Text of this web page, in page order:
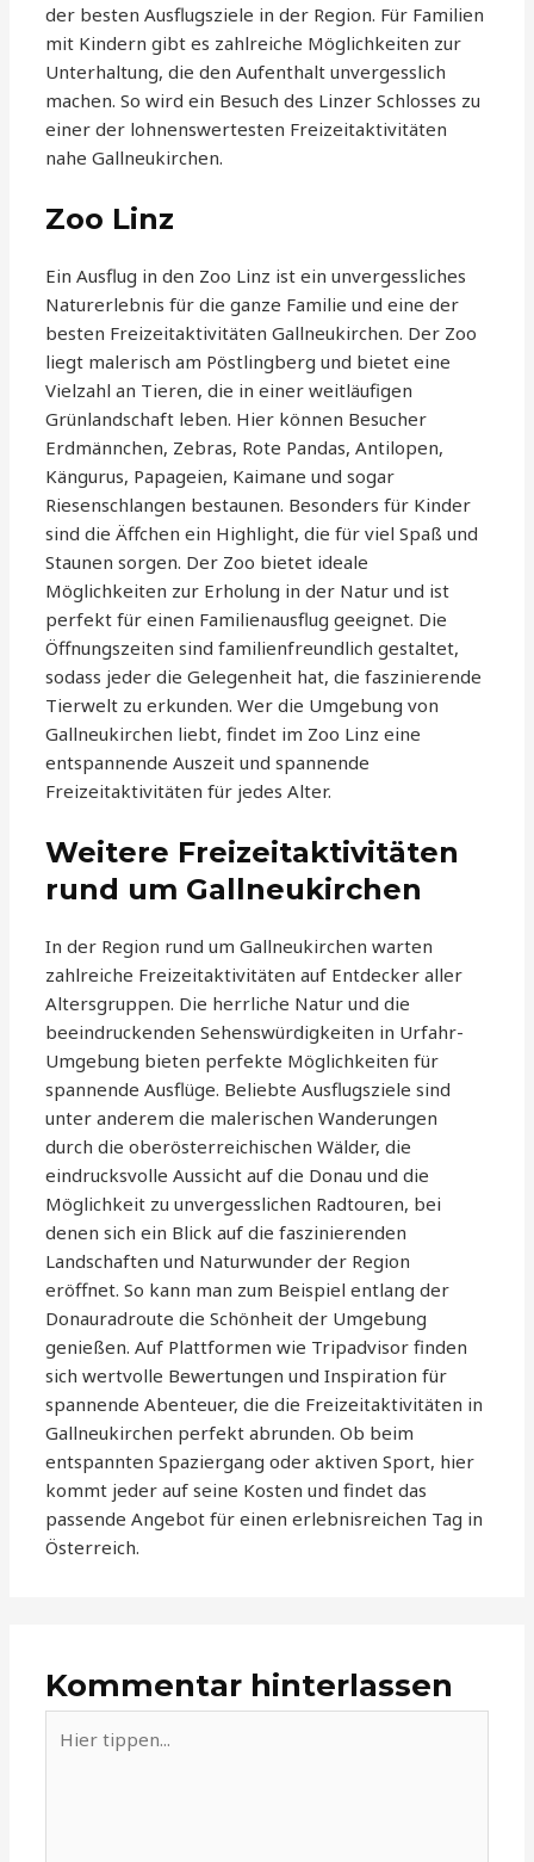
der besten Ausflugsziele in der Region. Für Familien
mit Kindern gibt es zahlreiche Möglichkeiten zur
Unterhaltung, die den Aufenthalt unvergesslich
machen. So wird ein Besuch des Linzer Schlosses zu
einer der lohnenswertesten Freizeitaktivitäten
nahe Gallneukirchen.
Zoo Linz
Ein Ausflug in den Zoo Linz ist ein unvergessliches
Naturerlebnis für die ganze Familie und eine der
besten Freizeitaktivitäten Gallneukirchen. Der Zoo
liegt malerisch am Pöstlingberg und bietet eine
Vielzahl an Tieren, die in einer weitläufigen
Grünlandschaft leben. Hier können Besucher
Erdmännchen, Zebras, Rote Pandas, Antilopen,
Kängurus, Papageien, Kaimane und sogar
Riesenschlangen bestaunen. Besonders für Kinder
sind die Äffchen ein Highlight, die für viel Spaß und
Staunen sorgen. Der Zoo bietet ideale
Möglichkeiten zur Erholung in der Natur und ist
perfekt für einen Familienausflug geeignet. Die
Öffnungszeiten sind familienfreundlich gestaltet,
sodass jeder die Gelegenheit hat, die faszinierende
Tierwelt zu erkunden. Wer die Umgebung von
Gallneukirchen liebt, findet im Zoo Linz eine
entspannende Auszeit und spannende
Freizeitaktivitäten für jedes Alter.
Weitere Freizeitaktivitäten
rund um Gallneukirchen
In der Region rund um Gallneukirchen warten
zahlreiche Freizeitaktivitäten auf Entdecker aller
Altersgruppen. Die herrliche Natur und die
beeindruckenden Sehenswürdigkeiten in Urfahr-
Umgebung bieten perfekte Möglichkeiten für
spannende Ausflüge. Beliebte Ausflugsziele sind
unter anderem die malerischen Wanderungen
durch die oberösterreichischen Wälder, die
eindrucksvolle Aussicht auf die Donau und die
Möglichkeit zu unvergesslichen Radtouren, bei
denen sich ein Blick auf die faszinierenden
Landschaften und Naturwunder der Region
eröffnet. So kann man zum Beispiel entlang der
Donauradroute die Schönheit der Umgebung
genießen. Auf Plattformen wie Tripadvisor finden
sich wertvolle Bewertungen und Inspiration für
spannende Abenteuer, die die Freizeitaktivitäten in
Gallneukirchen perfekt abrunden. Ob beim
entspannten Spaziergang oder aktiven Sport, hier
kommt jeder auf seine Kosten und findet das
passende Angebot für einen erlebnisreichen Tag in
Österreich.
Kommentar hinterlassen
tippen...